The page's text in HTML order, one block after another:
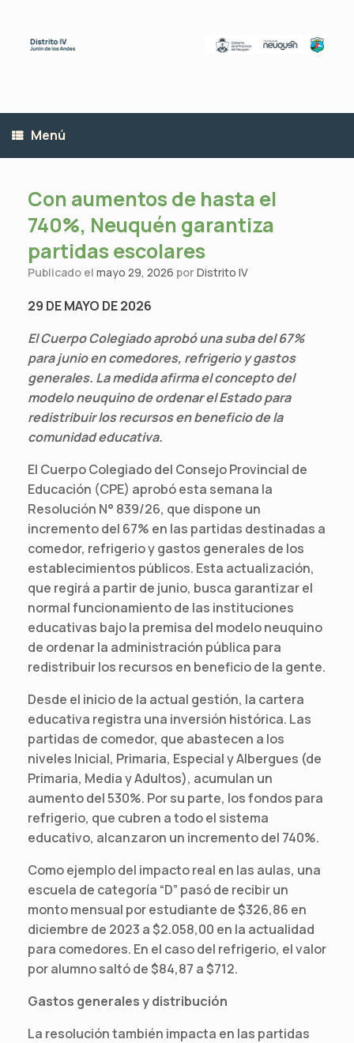
contenido
Menú
Con aumentos de hasta el
740%, Neuquén garantiza
partidas escolares
Publicado el mayo 29, 2026 porDistrito IV
29 DE MAYO DE 2026
El Cuerpo Colegiado aprobó una suba del 67%
para junio en comedores, refrigerio y gastos
generales. La medida afirma el concepto del
modelo neuquino de ordenar el Estado para
redistribuir los recursos en beneficio de la
comunidad educativa.
El Cuerpo Colegiado del Consejo Provincial de
Educación (CPE) aprobó esta semana la
Resolución N° 839/26, que dispone un
incremento del 67% en las partidas destinadas a
comedor, refrigerio y gastos generales de los
establecimientos públicos. Esta actualización,
que regirá a partir de junio, busca garantizar el
normal funcionamiento de las instituciones
educativas bajo la premisa del modelo neuquino
de ordenar la administración pública para
redistribuir los recursos en beneficio de la gente.
Desde el inicio de la actual gestión, la cartera
educativa registra una inversión histórica. Las
partidas de comedor, que abastecen a los
niveles Inicial, Primaria, Especial y Albergues (de
Primaria, Media y Adultos), acumulan un
aumento del 530%. Por su parte, los fondos para
refrigerio, que cubren a todo el sistema
educativo, alcanzaron un incremento del 740%.
Como ejemplo del impacto real en las aulas, una
escuela de categoría “D” pasó de recibir un
monto mensual por estudiante de $326,86 en
diciembre de 2023 a $2.058,00 en la actualidad
para comedores. En el caso del refrigerio, el valor
por alumno saltó de $84,87 a $712.
Gastos generales y distribución
La resolución también impacta en las partidas